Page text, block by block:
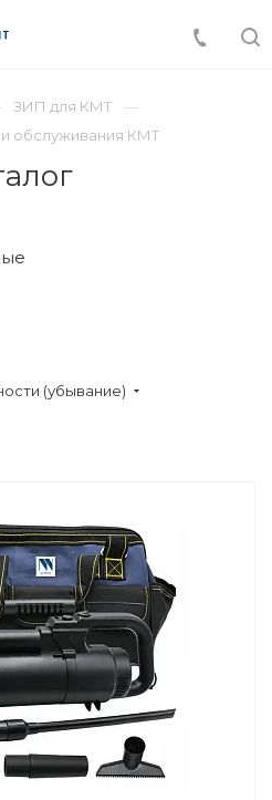
ЗИП для КМТ
обслуживания КМТ
(убывание)